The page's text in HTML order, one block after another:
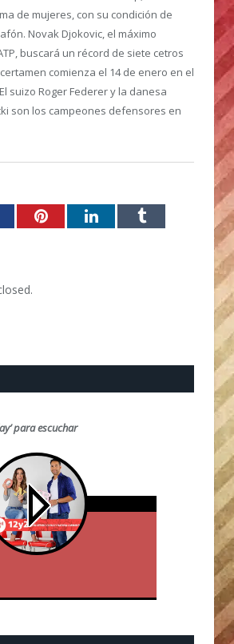
de mujeres, con su condición de
Novak Djokovic, el máximo
buscará un récord de siete cetros
comienza el 14 de enero en el
suizo Roger Federer y la danesa
son los campeones defensores en
PinterestLinkedInTumblr
para escuchar